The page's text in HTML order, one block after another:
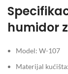
humidor
Model: W-107
Materijal